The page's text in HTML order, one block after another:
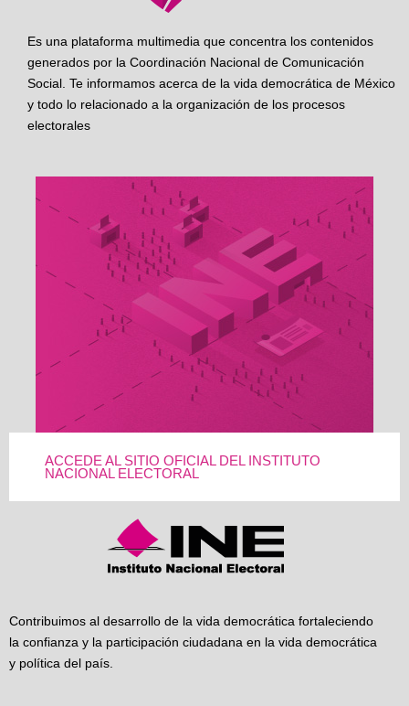
Es una plataforma multimedia que concentra los contenidos
generados por la Coordinación Nacional de Comunicación
Social. Te informamos acerca de la vida democrática de México
y todo lo relacionado a la organización de los procesos
electorales
ACCEDE AL SITIO OFICIAL DEL INSTITUTO
NACIONAL ELECTORAL
Contribuimos al desarrollo de la vida democrática fortaleciendo
la confianza y la participación ciudadana en la vida democrática
y política del país.